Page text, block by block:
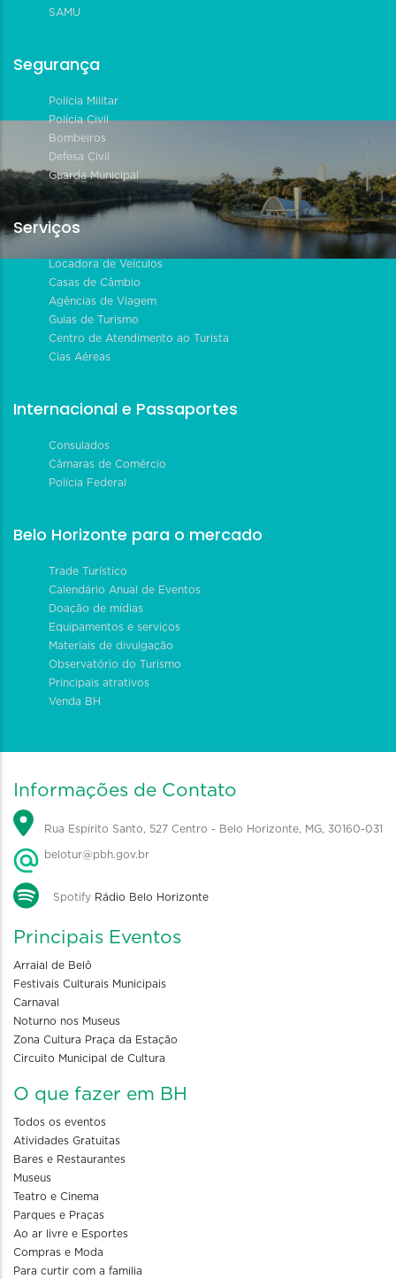
SAMU
Segurança
Polícia Militar
Polícia Civil
Bombeiros
Defesa Civil
Guarda Municipal
Serviços
Locadora de Veículos
Casas de Câmbio
Agências de Viagem
Guias de Turismo
Centro de Atendimento ao Turista
Cias Aéreas
Internacional e Passaportes
Consulados
Câmaras de Comércio
Polícia Federal
Belo Horizonte para o mercado
Trade Turístico
Calendário Anual de Eventos
Doação de mídias
Equipamentos e serviços
Materiais de divulgação
Observatório do Turismo
Principais atrativos
Venda BH
Informações de Contato
Rua Espírito Santo, 527 Centro - Belo Horizonte, MG, 30160-031
belotur@pbh.gov.br
Spotify Rádio Belo Horizonte
Principais Eventos
Arraial de Belô
Festivais Culturais Municipais
Carnaval
Noturno nos Museus
Zona Cultura Praça da Estação
Circuito Municipal de Cultura
O que fazer em BH
Todos os eventos
Atividades Gratuitas
Bares e Restaurantes
Museus
Teatro e Cinema
Parques e Praças
Ao ar livre e Esportes
Compras e Moda
Para curtir com a familia